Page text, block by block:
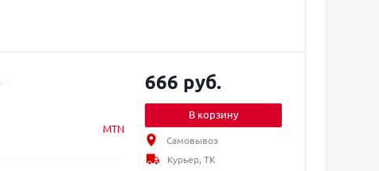
MTN
666 руб.
В корзину
Самовывоз
Курьер, ТК